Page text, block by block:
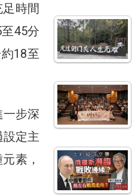
時間
45分
18至
步深
定主
素，